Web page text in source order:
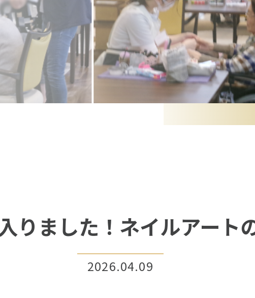
りました！ネイルアート
2026.04.09